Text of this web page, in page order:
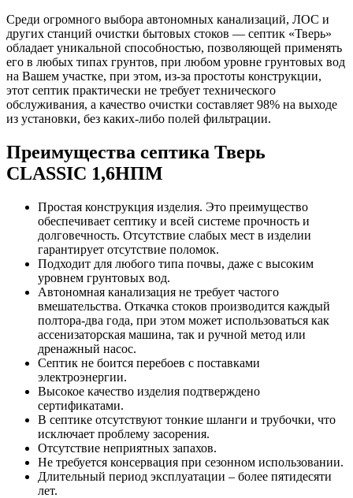
Среди огромного выбора автономных канализаций, ЛОС и
других станций очистки бытовых стоков — септик «Тверь»
обладает уникальной способностью, позволяющей применять
его в любых типах грунтов, при любом уровне грунтовых вод
на Вашем участке, при этом, из-за простоты конструкции,
этот септик практически не требует технического
обслуживания, а качество очистки составляет 98% на выходе
из установки, без каких-либо полей фильтрации.
Преимущества септика Тверь
CLASSIC 1,6НПМ
Простая конструкция изделия. Это преимущество
обеспечивает септику и всей системе прочность и
долговечность. Отсутствие слабых мест в изделии
гарантирует отсутствие поломок.
Подходит для любого типа почвы, даже с высоким
уровнем грунтовых вод.
Автономная канализация не требует частого
вмешательства. Откачка стоков производится каждый
полтора-два года, при этом может использоваться как
ассенизаторская машина, так и ручной метод или
дренажный насос.
Септик не боится перебоев с поставками
электроэнергии.
Высокое качество изделия подтверждено
сертификатами.
В септике отсутствуют тонкие шланги и трубочки, что
исключает проблему засорения.
Отсутствие неприятных запахов.
Не требуется консервация при сезонном использовании.
Длительный период эксплуатации – более пятидесяти
лет.